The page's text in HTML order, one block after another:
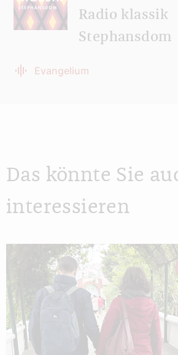
Radio klassik
Stephansdom
Evangelium
Das könnte Sie
interessieren